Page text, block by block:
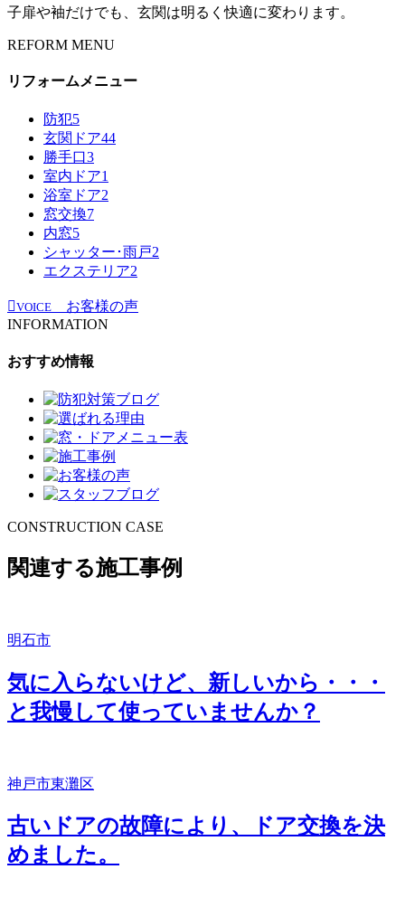
子扉や袖だけでも、玄関は明るく快適に変わります。
REFORM MENU
リフォームメニュー
防犯5
玄関ドア44
勝手口3
室内ドア1
浴室ドア2
窓交換7
内窓5
シャッター･雨戸2
エクステリア2
VOICE
お客様の声
INFORMATION
おすすめ情報
CONSTRUCTION CASE
関連する施工事例
明石市
気に入らないけど、新しいから・・・
と我慢して使っていませんか？
神戸市東灘区
古いドアの故障により、ドア交換を決
めました。